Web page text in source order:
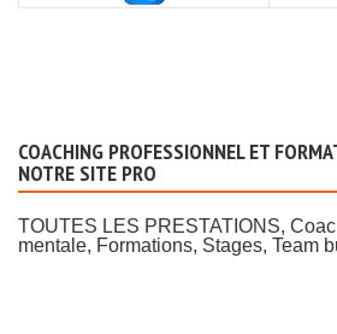
COACHING PROFESSIONNEL ET
NOTRE SITE PRO
TOUTES LES PRESTATIONS,
mentale, Formations, Stages, Team